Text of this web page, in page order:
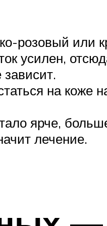
розовый или
усилен,
зависит.
на коже
ярче,
лечение.